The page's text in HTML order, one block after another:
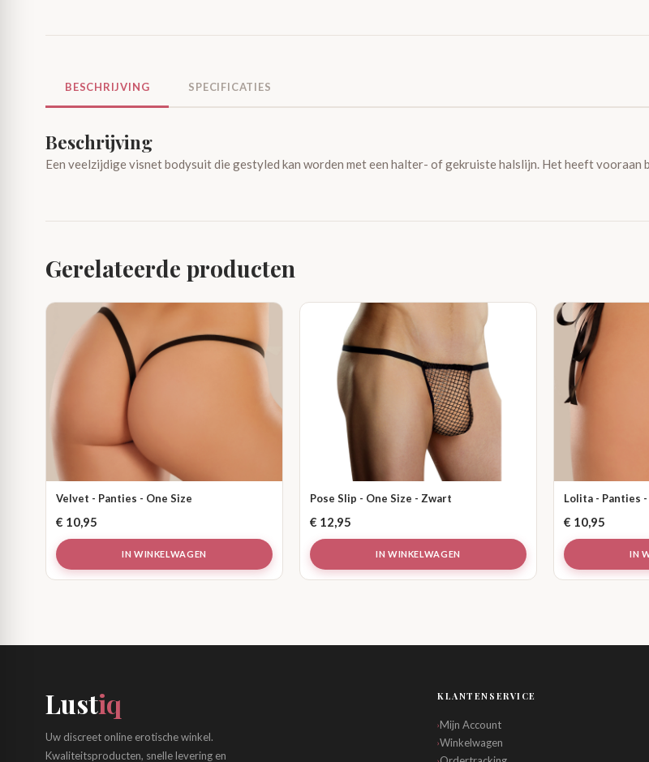
BESCHRIJVING SPECIFICATIES
Beschrijving
Een veelzijdige visnet bodysuit die gestyled kan worden met een halter- of gekruiste halslijn. Het heeft
Gerelateerde producten
Velvet - Panties - One Size
€ 10,95
IN WINKELWAGEN
Pose Slip - One Size - Zwart
€ 12,95
IN WINKELWAGEN
Lolita - Panties -
€ 10,95
IN
Lustiq
Uw discreet online erotische winkel.
Kwaliteitsproducten, snelle levering en
KLANTENSERVICE
›Mijn Account
›Winkelwagen
›